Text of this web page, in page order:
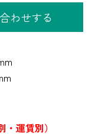
わせする
・運賃別）